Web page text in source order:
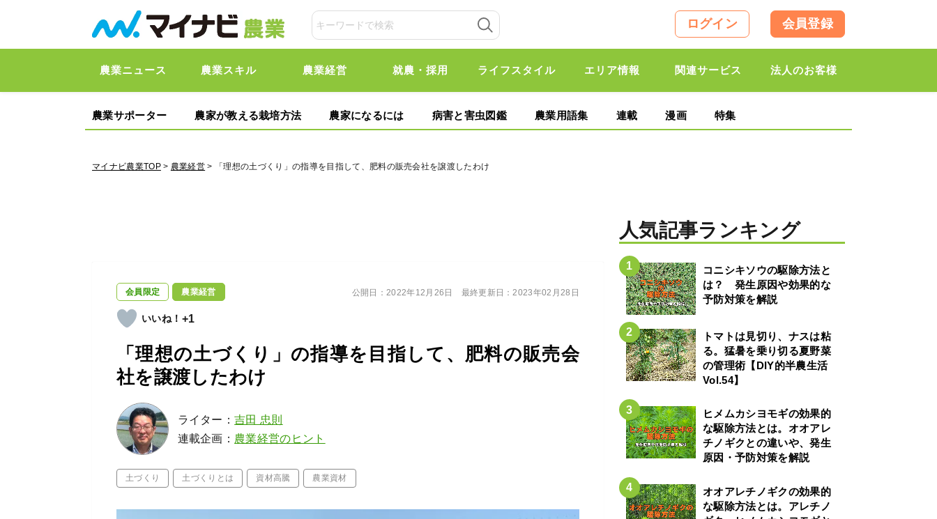
ログイン 会員登録
農業ニュース 農業スキル 農業経営 就農・採用 ライフスタイル エリア情報 関連サービス 法人のお客様
農業サポーター 農家が教える栽培方法 農家になるには 病害と害虫図鑑 農業用語集 連載 漫画 特集
マイナビ農業TOP> 農業経営 > 「理想の土づくり」の指導を目指して、肥料の販売会社を譲渡したわけ
会員限定 農業経営
+1
「理想の土づくり」の指導を目指して、肥料の販売会
社を譲渡したわけ
ライター：吉田 忠則
連載企画： 農業経営のヒント
土づくり 土づくりとは 資材高騰 農業資材
公開日：2022年12月26日 最終更新日：2023年02月28日
人気記事ランキング
コニシキソウの駆除方法と
は？ 発生原因や効果的な
予防対策を解説
トマトは見切り、ナスは粘
る。猛暑を乗り切る夏野菜
の管理術【DIY的半農生活
Vol.54】
ヒメムカシヨモギの効果的
な駆除方法とは。オオアレ
チノギクとの違いや、発生
原因・予防対策を解説
オオアレチノギクの効果的
な駆除方法とは。アレチノ